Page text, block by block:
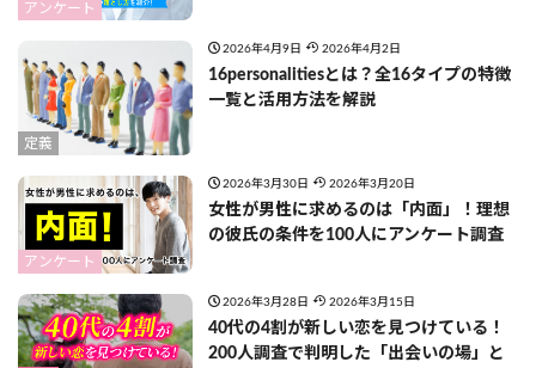
アンケート
定義
2026年4月9日 2026年4月2日
16personalitiesとは？全16タイプの特徴
一覧と活用方法を解説
アンケート
2026年3月30日 2026年3月20日
女性が男性に求めるのは「内面」！理想
の彼氏の条件を100人にアンケート調査
2026年3月28日 2026年3月15日
40代の4割が新しい恋を見つけている！
200人調査で判明した「出会いの場」と